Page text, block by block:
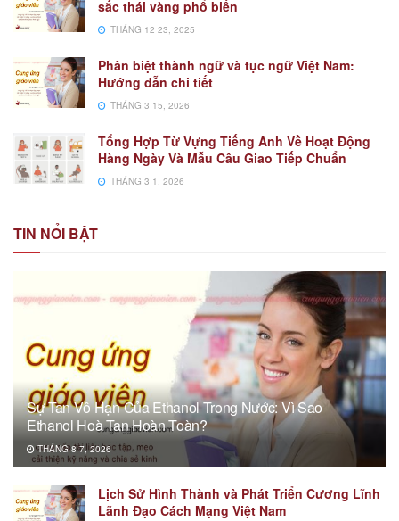
sắc thái vàng phổ biến
THÁNG 12 23, 2025
Phân biệt thành ngữ và tục ngữ Việt Nam:
Hướng dẫn chi tiết
THÁNG 3 15, 2026
Tổng Hợp Từ Vựng Tiếng Anh Về Hoạt Động
Hàng Ngày Và Mẫu Câu Giao Tiếp Chuẩn
THÁNG 3 1, 2026
TIN NỔI BẬT
Sự Tan Vô Hạn Của Ethanol Trong Nước: Vì Sao
Ethanol Hoà Tan Hoàn Toàn?
THÁNG 8 7, 2026
Lịch Sử Hình Thành và Phát Triển Cương Lĩnh
Lãnh Đạo Cách Mạng Việt Nam